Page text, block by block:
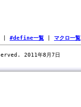
#define一覧 マクロ一覧
2011年8月7日